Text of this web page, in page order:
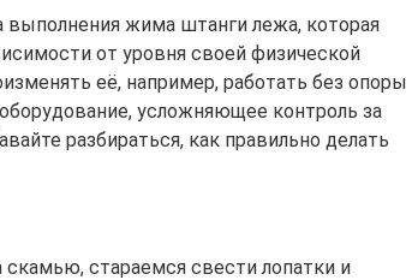
выполнения жима штанги лежа, которая
от уровня своей физической
её, например, работать без опоры
усложняющее контроль за
разбираться, как правильно делать
стараемся свести лопатки и